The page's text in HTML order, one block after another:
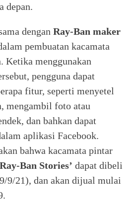
depan.
dengan Ray-Ban maker
pembuatan kacamata
Ketika menggunakan
pengguna dapat
fitur, seperti menyetel
mengambil foto atau
dan bahkan dapat
aplikasi Facebook.
bahwa kacamata pintar
Ban Stories’ dapat dibeli
9/21), dan akan dijual mulai